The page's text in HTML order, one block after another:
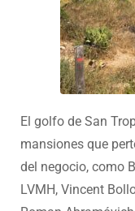
El golfo de San
mansiones que
del negocio, como
LVMH, Vincent